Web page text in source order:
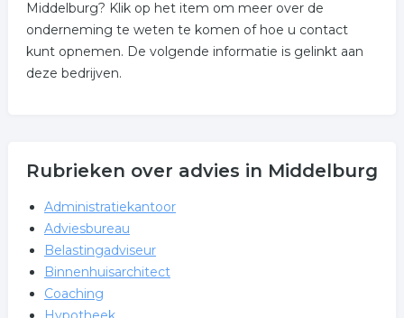
Middelburg? Klik op het item om meer over de
onderneming te weten te komen of hoe u contact
kunt opnemen. De volgende informatie is gelinkt aan
deze bedrijven.
Rubrieken over advies in Middelburg
Administratiekantoor
Adviesbureau
Belastingadviseur
Binnenhuisarchitect
Coaching